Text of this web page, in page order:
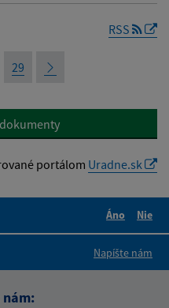
RSS
29
portálom Uradne.sk
Áno
Nie
Napíšte nám